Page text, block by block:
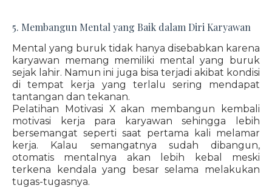
5. Membangun Mental yang Baik dalam Diri Karyawan
Mental yang buruk tidak hanya disebabkan karena
karyawan memang memiliki mental yang buruk
sejak lahir. Namun ini juga bisa terjadi akibat kondisi
di tempat kerja yang terlalu sering mendapat
tantangan dan tekanan.
Pelatihan Motivasi X akan membangun kembali
motivasi kerja para karyawan sehingga lebih
bersemangat seperti saat pertama kali melamar
kerja. Kalau semangatnya sudah dibangun,
otomatis mentalnya akan lebih kebal meski
terkena kendala yang besar selama melakukan
tugas-tugasnya.